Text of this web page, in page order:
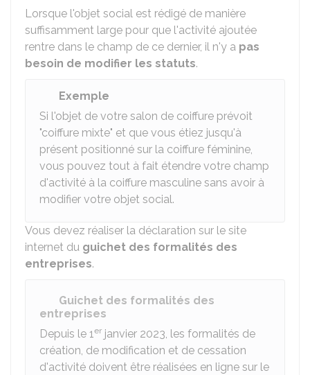
Lorsque l'objet social est rédigé de manière
suffisamment large pour que l'activité ajoutée
rentre dans le champ de ce dernier, il n'y a pas
besoin de modifier les statuts.
Exemple
Si l'objet de votre salon de coiffure prévoit
"coiffure mixte" et que vous étiez jusqu'à
présent positionné sur la coiffure féminine,
vous pouvez tout à fait étendre votre champ
d'activité à la coiffure masculine sans avoir à
modifier votre objet social.
Vous devez réaliser la déclaration sur le site
internet du guichet des formalités des
entreprises.
Guichet des formalités des
entreprises
Depuis le 1er janvier 2023, les formalités de
création, de modification et de cessation
d'activité doivent être réalisées en ligne sur le